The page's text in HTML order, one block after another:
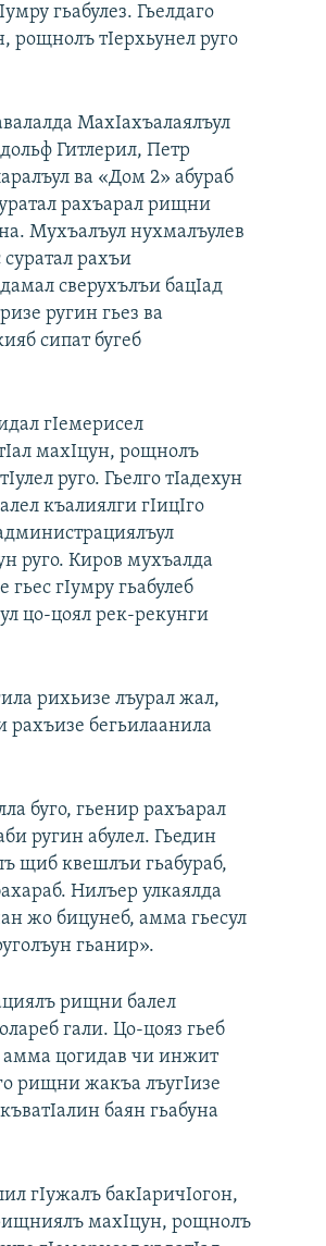
гьабулез. Гьелдаго
рощнолъ тIерхьунел руго
МахIахъалаялъул
Гитлерил, Петр
ва «Дом 2» абураб
рахъарал рищни
Мухъалъул нухмалъулев
рахъи
сверухълъи бацIад
ругин гьез ва
сипат бугеб
гIемерисел
махIцун, рощнолъ
руго. Гьелго тIадехун
къалиялги гIицIго
руго. Киров мухъалда
гIумру гьабулеб
цо-цоял рек-рекунги
рихьизе лъурал жал,
рахъизе бегьилаанила
буго, гьенир рахъарал
ругин абулел. Гьедин
щиб квешлъи гьабураб,
Нилъер улкаялда
жо бицунеб, амма гьесул
гьанир».
рищни балел
гали. Цо-цояз гьеб
амма цогидав чи инжит
рищни жакъа лъугIизе
баян гьабуна
гIужалъ бакIаричIогон,
махIцун, рощнолъ